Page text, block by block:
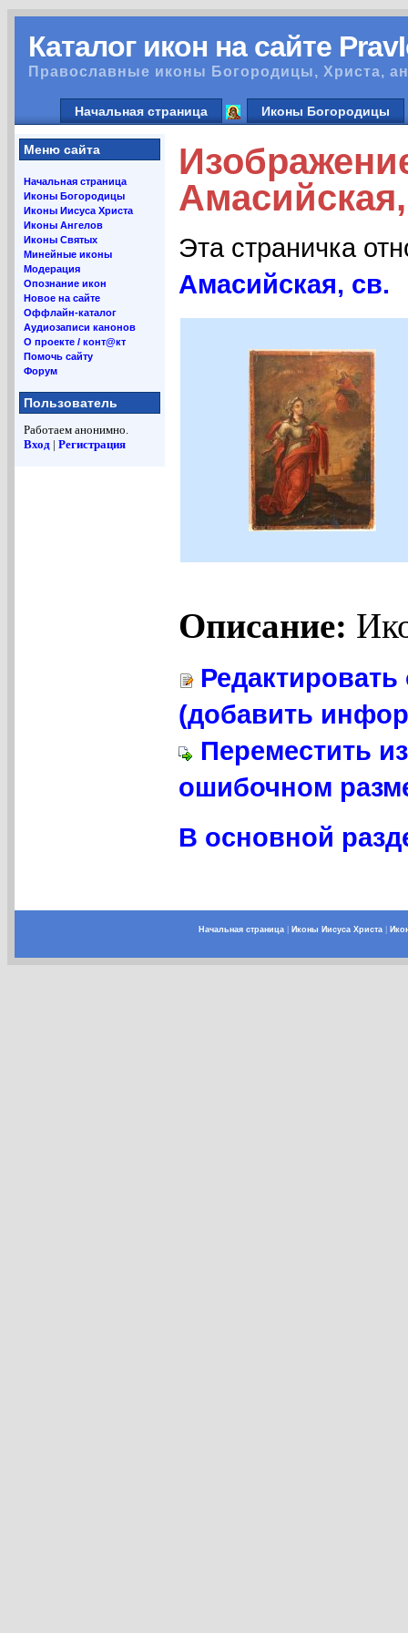
Каталог икон на сайте
Православные иконы Богородицы, Христа,
Начальная страница Иконы Богородицы
Меню сайта
Начальная страница
Иконы Богородицы
Иконы Иисуса Христа
Иконы Ангелов
Иконы Святых
Минейные иконы
Модерация
Опознание икон
Новое на сайте
Оффлайн-каталог
Аудиозаписи канонов
О проекте / конт@кт
Помочь сайту
Форум
Пользователь
Работаем анонимно.
Вход | Регистрация
Эта страничка
Амасийская, св.
Описание:
(добавить
Переместить
ошибочном
В основной
Начальная страница| Иконы Иисуса Христа|